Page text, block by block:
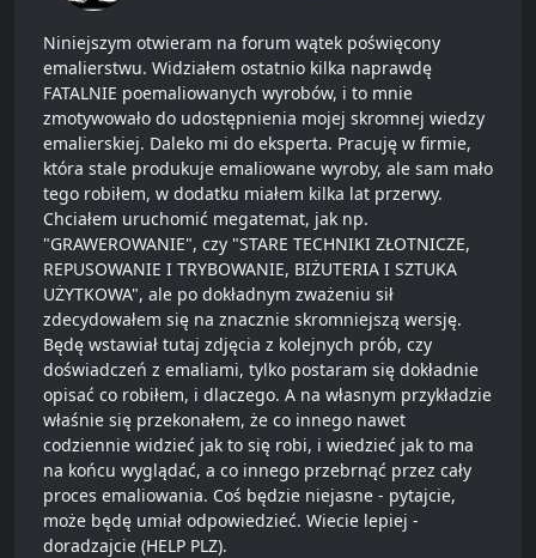
Niniejszym otwieram na forum wątek poświęcony
emalierstwu. Widziałem ostatnio kilka naprawdę
FATALNIE poemaliowanych wyrobów, i to mnie
zmotywowało do udostępnienia mojej skromnej wiedzy
emalierskiej. Daleko mi do eksperta. Pracuję w firmie,
która stale produkuje emaliowane wyroby, ale sam mało
tego robiłem, w dodatku miałem kilka lat przerwy.
Chciałem uruchomić megatemat, jak np.
"GRAWEROWANIE", czy "STARE TECHNIKI ZŁOTNICZE,
REPUSOWANIE I TRYBOWANIE, BIŻUTERIA I SZTUKA
UŻYTKOWA", ale po dokładnym zważeniu sił
zdecydowałem się na znacznie skromniejszą wersję.
Będę wstawiał tutaj zdjęcia z kolejnych prób, czy
doświadczeń z emaliami, tylko postaram się dokładnie
opisać co robiłem, i dlaczego. A na własnym przykładzie
właśnie się przekonałem, że co innego nawet
codziennie widzieć jak to się robi, i wiedzieć jak to ma
na końcu wyglądać, a co innego przebrnąć przez cały
proces emaliowania. Coś będzie niejasne - pytajcie,
może będę umiał odpowiedzieć. Wiecie lepiej -
doradzajcie (HELP PLZ).